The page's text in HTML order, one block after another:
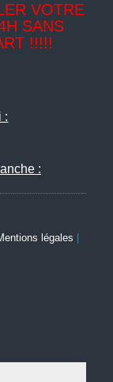
VOTRE
SANS
!!!!!
:
:
légales |